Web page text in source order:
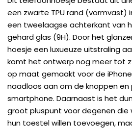
een zwarte TPU rand (vormvast)
een tweelaagse achterkant van
gehard glas (9H). Door het
hoesje een luxueuze uitstraling
komt het ontwerp nog meer tot
op maat gemaakt voor de
naadloos aan om de knoppen
smartphone. Daarnaast is het
groot pluspunt voor degenen
hun toestel willen toevoegen,